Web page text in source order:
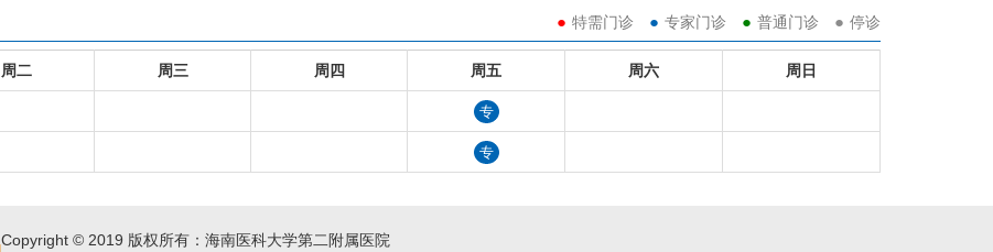
● 特需门诊 ● 专家门诊 ● 普通门诊 ● 停诊
周二 周三 周四 周五 周六 周日
专
专
Copyright © 2019 版权所有：海南医科大学第二附属医院